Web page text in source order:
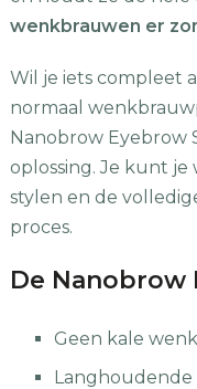
wenkbrauwen er
Wil je iets compleet
normaal
Nanobrow Eyebrow
oplossing. Je kunt
stylen en de
proces.
De Nanobrow
Geen kale